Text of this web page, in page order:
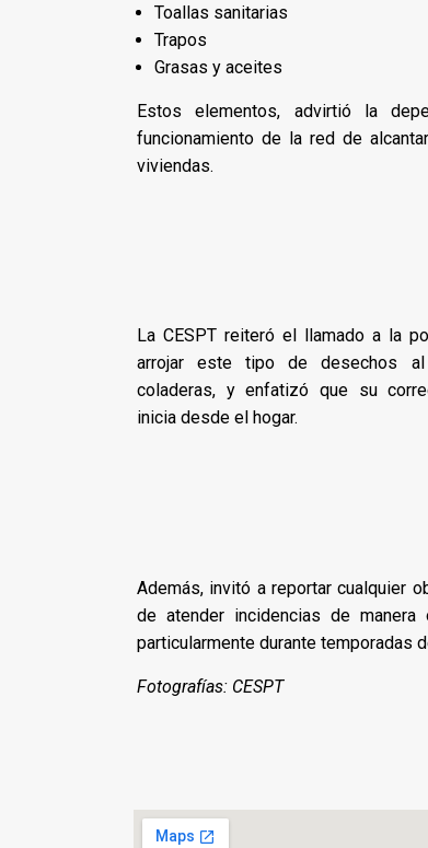
Toallas sanitarias
Trapos
Grasas y aceites
Estos elementos, advirtió la
funcionamiento de la red de
viviendas.
La CESPT reiteró el llamado a la
arrojar este tipo de desechos
coladeras, y enfatizó que su
inicia desde el hogar.
Además, invitó a reportar cualquier
de atender incidencias de
particularmente durante temporadas
Fotografías: CESPT